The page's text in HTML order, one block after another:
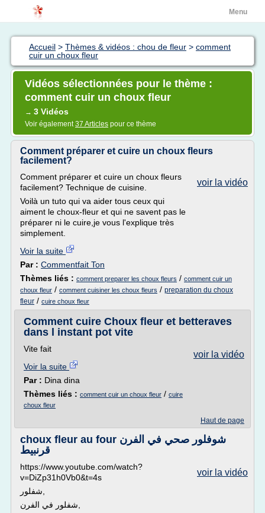
Menu
Accueil > Thèmes & vidéos : chou de fleur > comment
cuir un choux fleur
Vidéos sélectionnées pour le thème :
comment cuir un choux fleur
→ 3 Vidéos
Voir également37 Articles pour ce thème
Comment préparer et cuire un choux fleurs
facilement?
voir la vidéo
Comment préparer et cuire un choux fleurs
facilement? Technique de cuisine.
Voilà un tuto qui va aider tous ceux qui
aiment le choux-fleur et qui ne savent pas le
préparer ni le cuire,je vous l'explique très
simplement.
Voir la suite
Par : Commentfait Ton
Thèmes liés : comment preparer les choux fleurs / comment cuir un
choux fleur / comment cuisiner les choux fleurs / preparation du choux
fleur / cuire choux fleur
Comment cuire Choux fleur et betteraves
dans l instant pot vite
voir la vidéo
Vite fait
Voir la suite
Par : Dina dina
Thèmes liés : comment cuir un choux fleur / cuire
choux fleur
Haut de page
choux fleur au four شوفلور صحي في الفرن
قرنبيط
voir la vidéo
https://www.youtube.com/watch?
v=DiZp31h0Vb0&t=4s